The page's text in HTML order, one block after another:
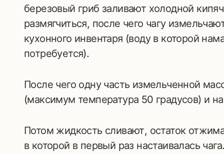
березовый гриб заливают холодной
размягчиться, после чего чагу
кухонного инвентаря (воду в которой
потребуется).
После чего одну часть измельченной
(максимум температура 50 градусов) и
Потом жидкость сливают, остаток
в которой в первый раз настаивалась